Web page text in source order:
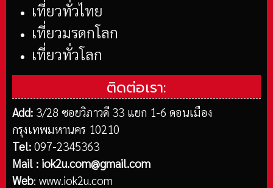
เที่ยวทั่วไทย
เที่ยวมรดกโลก
เที่ยวทั่วโลก
ติดต่อเรา:
Add: 3/28 ซอยวิภาวดี 33 แยก 1-6 ดอนเมือง
กรุงเทพมหานคร 10210
Tel: 097-2345363
Mail : iok2u.com@gmail.com
Web: www.iok2u.com